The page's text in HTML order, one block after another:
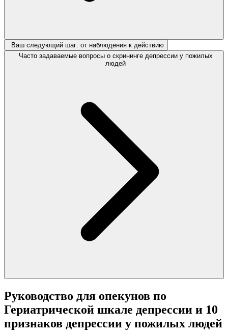
Ваш следующий шаг: от наблюдения к действию
Часто задаваемые вопросы о скрининге депрессии у пожилых
людей
Руководство для опекунов по
Гериатрической шкале депрессии и 10
признаков депрессии у пожилых людей